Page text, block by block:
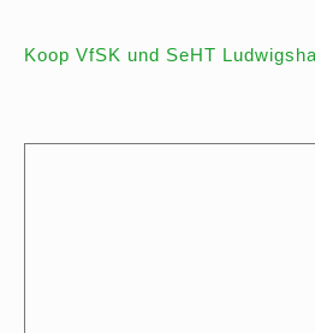
Koop VfSK und SeHT